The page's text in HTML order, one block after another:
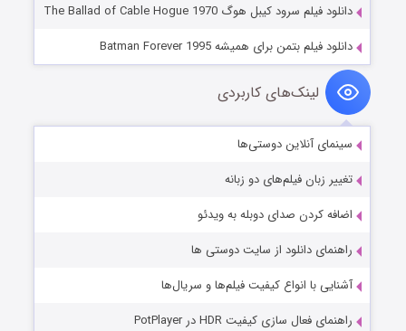
دانلود فیلم سرود کیبل هوگ The Ballad of Cable Hogue 1970
دانلود فیلم بتمن برای همیشه Batman Forever 1995
لینک‌های کاربردی
سینمای آنلاین دوستی‌ها
تغییر زبان فیلم‌های دو زبانه
اضافه کردن صدای دوبله به ویدئو
راهنمای دانلود از سایت دوستی ها
آشنایی با انواع کیفیت فیلم‌ها و سریال‌ها
راهنمای فعال سازی کیفیت HDR در PotPlayer